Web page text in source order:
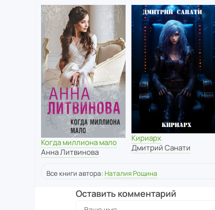
Когда миллиона мало
Анна Литвинова
Кириарх
Дмитрий Санати
Все книги автора: Наталия Рощина
Оставить комментарий